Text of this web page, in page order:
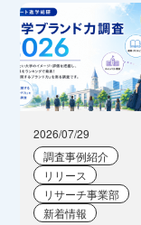
2026/07/29
調査事例紹介
リリース
リサーチ事業部
新着情報